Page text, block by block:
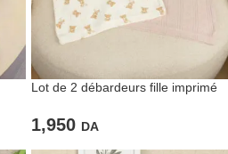
Lot de 2 débardeurs fille imprimé
1,950 DA